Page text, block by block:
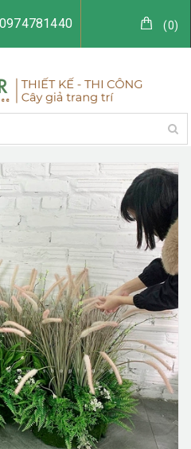
(0)
DECOR
TIỂU CẢNH CÂY GIẢ
TRẢI BÀN